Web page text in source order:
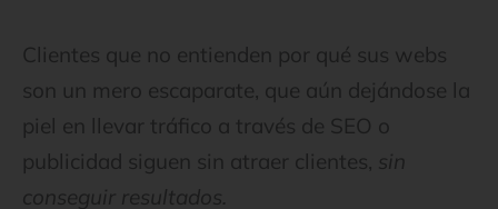
Clientes que no entienden por qué sus webs
son un mero escaparate, que aún dejándose la
piel en llevar tráfico a través de SEO o
publicidad siguen sin atraer clientes, sin
conseguir resultados.